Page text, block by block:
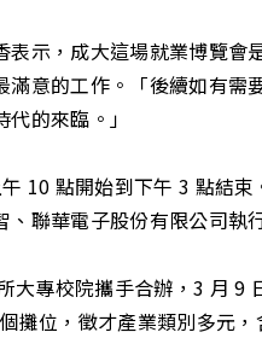
示，成大這場就業博覽
意的工作。「後續如有
的來臨。」
10 點開始到下午 3 點結
聯華電子股份有限公司
大專校院攜手合辦，3 月
攤位，徵才產業類別多元